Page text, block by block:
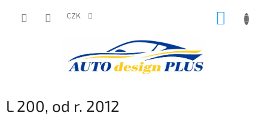
CZK
L 200, od r. 2012